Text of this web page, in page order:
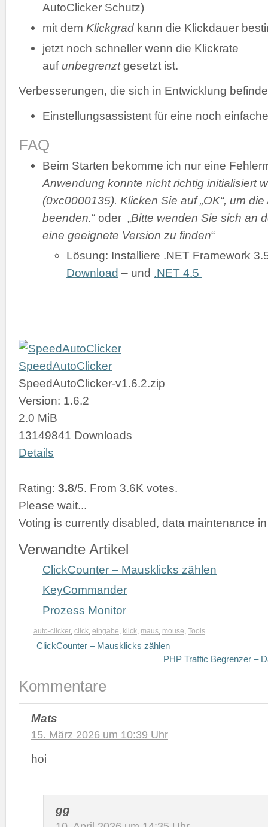
AutoClicker Schutz)
mit dem Klickgrad kann die Klickdauer
jetzt noch schneller wenn die Klickrate
aufunbegrenztgesetzt ist.
Verbesserungen, die sich in Entwicklung
Einstellungsassistent für eine noch
FAQ
Beim Starten bekomme ich nur eine
Anwendung konnte nicht richtig initialisiert
(0xc0000135). Klicken Sie auf „OK“, um
beenden.“ oder „Bitte wenden Sie sich an
eine geeignete Version zu finden“
Lösung: Installiere .NET Framework
Download – und .NET 4.5
SpeedAutoClicker
SpeedAutoClicker-v1.6.2.zip
Version: 1.6.2
2.0 MiB
13149841 Downloads
Details
Rating: 3.8/5. From 3.6K votes.
Please wait...
Voting is currently disabled, data maintenance
Verwandte Artikel
ClickCounter – Mausklicks zählen
KeyCommander
Prozess Monitor
auto-clicker, click, eingabe, klick, maus, mouse, Tools
ClickCounter – Mausklicks zählen
PHP Traffic Begrenzer –
Kommentare
Mats
15. März 2026 um 10:39 Uhr
hoi
gg